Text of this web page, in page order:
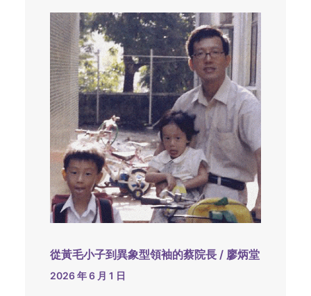
從黃毛小子到異象型領袖的蔡院長 / 廖炳堂
2026 年 6 月 1 日